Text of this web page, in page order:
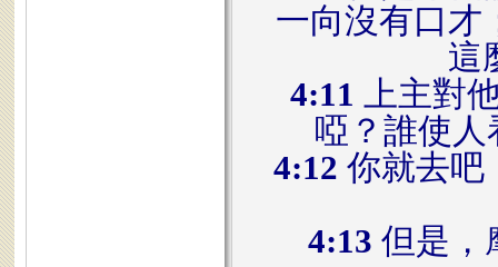
一向沒有口才
這
4:11 上主對
啞？誰使
4:12 你就去吧
4:13 但是，